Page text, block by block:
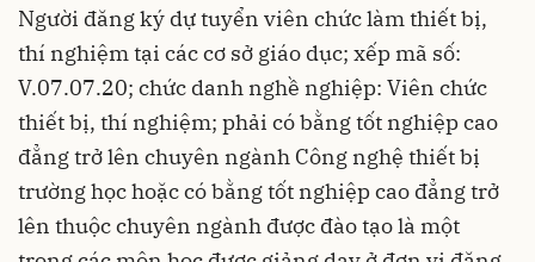
Người đăng ký dự tuyển viên chức làm thiết bị,
thí nghiệm tại các cơ sở giáo dục; xếp mã số:
V.07.07.20; chức danh nghề nghiệp: Viên chức
thiết bị, thí nghiệm; phải có bằng tốt nghiệp cao
đẳng trở lên chuyên ngành Công nghệ thiết bị
trường học hoặc có bằng tốt nghiệp cao đẳng trở
lên thuộc chuyên ngành được đào tạo là một